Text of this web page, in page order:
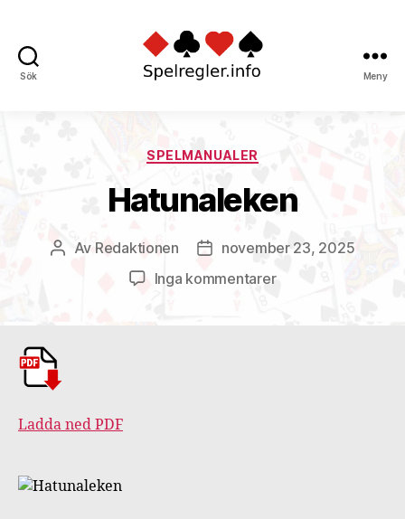
Sök Meny
Kategorier
SPELMANUALER
Hatunaleken
Inläggsförfattare
Av Redaktionen Inläggsdatum
november 23, 2025
Inga kommentarertill
Ladda ned PDF